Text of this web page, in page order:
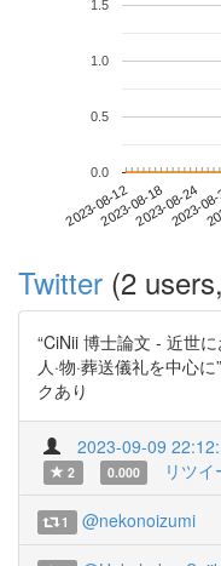
2023-08-122023-08-182023-08-24
2023-
0.0
0.5
1.0
1.5
Twitter (2
“CiNii 博士論文 - 近世
人·物·葬送儀礼を中心
クあり
2023-09-09
2
0.000 リツ
1 @nekonoizumi